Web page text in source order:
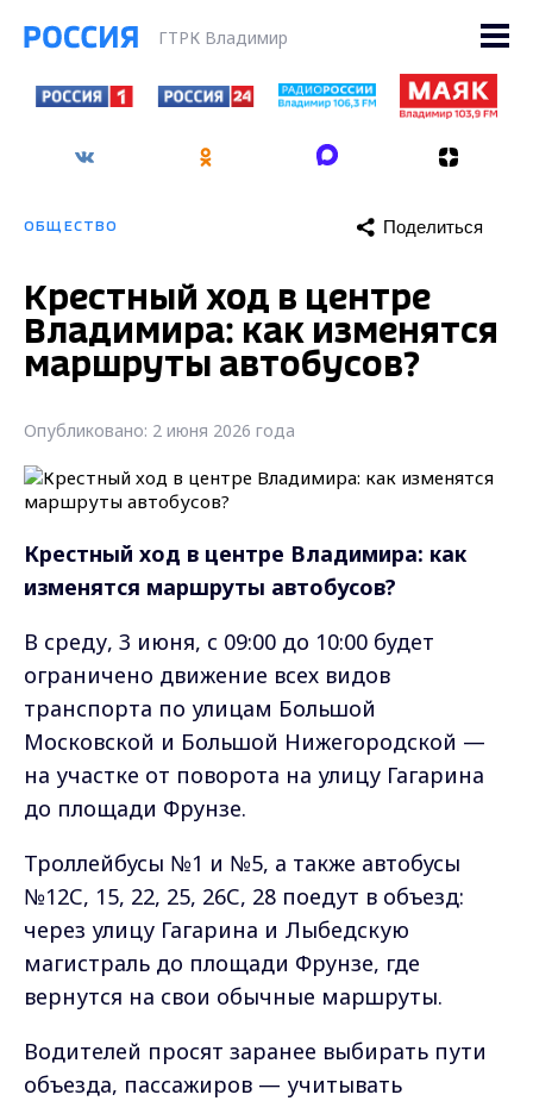
ГТРК Владимир
ОБЩЕСТВО Поделиться
Крестный ход в центре
Владимира: как изменятся
маршруты автобусов?
Опубликовано: 2 июня 2026 года
Крестный ход в центре Владимира: как
изменятся маршруты автобусов?
В среду, 3 июня, с 09:00 до 10:00 будет
ограничено движение всех видов
транспорта по улицам Большой
Московской и Большой Нижегородской —
на участке от поворота на улицу Гагарина
до площади Фрунзе.
Троллейбусы №1 и №5, а также автобусы
№12С, 15, 22, 25, 26С, 28 поедут в объезд:
через улицу Гагарина и Лыбедскую
магистраль до площади Фрунзе, где
вернутся на свои обычные маршруты.
Водителей просят заранее выбирать пути
объезда, пассажиров — учитывать